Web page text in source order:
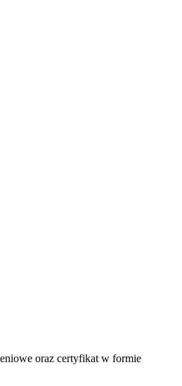
oraz certyfikat w formie